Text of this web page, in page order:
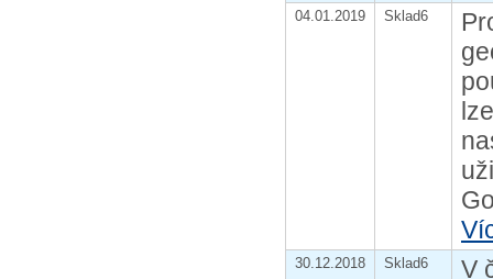
04.01.2019 Sklad6
30.12.2018 Sklad6
V